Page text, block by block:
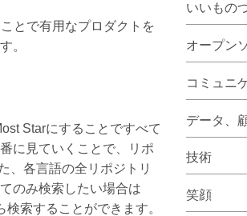
とで有用なプロダクトを
。
Starにすることですべて
に見ていくことで、リポ
、各言語の全リポジトリ
のみ検索したい場合は
索することができます。
いいもの
オープン
コミュニ
データ、
技術
笑顔